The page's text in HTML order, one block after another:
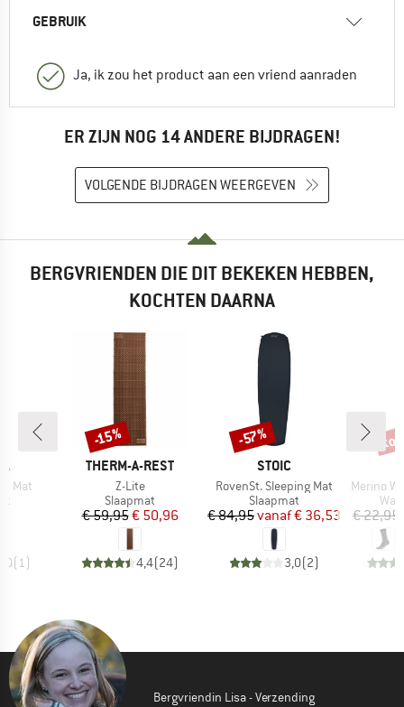
GEBRUIK
Ja, ik zou het product aan een vriend aanraden
ER ZIJN NOG 14 ANDERE BIJDRAGEN!
VOLGENDE BIJDRAGEN WEERGEVEN
BERGVRIENDEN DIE DIT BEKEKEN HEBBEN,
KOCHTEN DAARNA
Mat
(1)
MERK
THERM-A-REST
Artikel
Z-Lite
Productgroep
Slaapmat
Prijs
€ 59,95Verlaagde prijs
€ 50,96
4,4(24)
Korting
-15%
MERK
STOIC
Artikel
RovenSt. Sleeping Mat
Productgroep
Slaapmat
Prijs
€ 84,95 Verlaagde prijs
vanaf€ 36,53
3,0(2)
Korting
-57%
Artikel
Merino Wool
€ 22,95
Bergvriendin Lisa - Verzending